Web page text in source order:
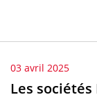
03 avril 2025
Les